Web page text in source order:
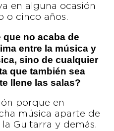
en alguna ocasión
o cinco años.
que no acaba de
entre la música y
sino de cualquier
que también sea
llene las salas?
porque en
música aparte de
la Guitarra y demás.